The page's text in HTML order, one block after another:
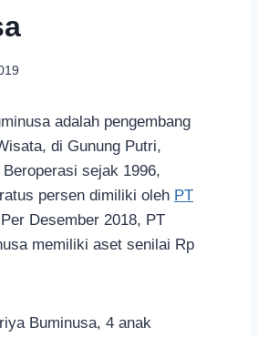
adalah pengembang
di Gunung Putri,
sejak 1996,
persen dimiliki oleh PT
Desember 2018, PT
memiliki aset senilai Rp
Buminusa, 4 anak